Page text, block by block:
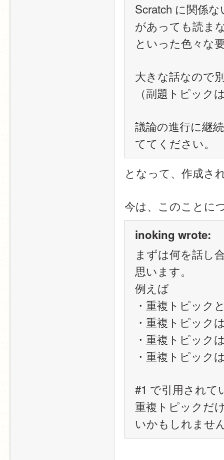
Scratch に関係
があっても読ま
といった色々な
大きな話なので
（副題トピック
議論の進行に継
ててください。
となって、作成さ
今は、このことに
inoking wrote:
まずは何を話し
思います。
例えば
・重複トピック
・重複トピック
・重複トピック
・重複トピック
#1 で引用されて
重複トピックだ
いかもしれませ